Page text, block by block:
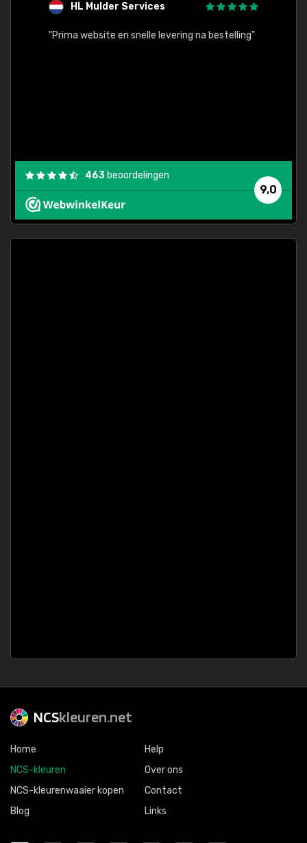
HL Mulder Services
"Prima website en snelle levering na bestelling"
9,0
463 beoordelingen
NCSkleuren.net
Home
NCS-kleuren
NCS-kleurenwaaier kopen
Blog
Help
Over ons
Contact
Links